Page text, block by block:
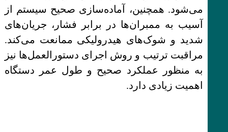
می‌شود. همچنین، آماده‌سازی صحیح سیستم از
آسیب به ممبران‌ها در برابر فشار، جریان‌های
شدید و شوک‌های هیدرولیکی ممانعت می‌کند.
مراقبت ترتیب و روش اجرای دستورالعمل‌ها نیز
به منظور عملکرد صحیح و طول عمر دستگاه
اهمیت زیادی دارد.